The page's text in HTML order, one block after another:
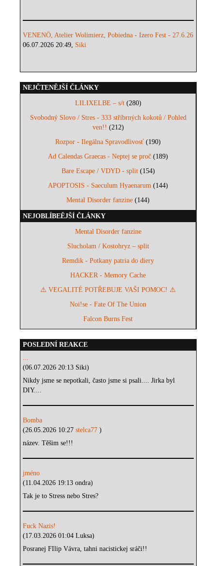
VENENÖ, Atelier Wolimierz, Pobiedna - Izero Fest - 27.6.26
06.07.2026 20:49, Siki
NEJČTENĚJŠÍ ČLÁNKY
LILIXELBE – s/t(280)
Svobodný Slovo / Stres - 333 stříbrných kokotů / Pohled
ven!! (212)
Rozpor - Ilegálna Spravodlivosť (190)
Ad Calendas Graecas - Neptej se proč (189)
Bare Escape / VDYD - split(154)
APOPTOSIS - Saeculum Hyaenarum (144)
Mental Disorder fanzine (144)
NEJOBLÍBEĚJŠÍ ČLÁNKY
Mental Disorder fanzine
Slucholam / Kostohryz – split
Remdik - Potkany patria do diery
HACKER - Memory Cache
⚠️ VEGALITÉ POTŘEBUJE VAŠI POMOC! ⚠️
Noi!se - Fate Of The Union
Falcon Burns Fest
POSLEDNÍ REAKCE
...
(06.07.2026 20:13 Siki)
Nikdy jsme se nepotkali, často jsme si psali.... Jirka byl
DIY....
Bomba
(26.05.2026 10:27stelca77)
název. Těšim se!!!
jméno
(11.04.2026 19:13 ondra)
Tak je to Stress nebo Stres?
Fuck Nazis!
(17.03.2026 01:04 Luksa)
Posranej FIlip Vávra, tahni nacistickej sráči!!